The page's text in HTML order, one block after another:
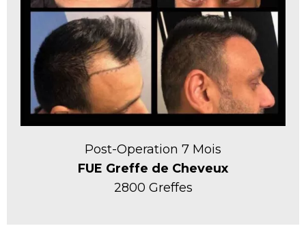
Post-Operation 7 Mois
FUE Greffe de Cheveux
2800 Greffes